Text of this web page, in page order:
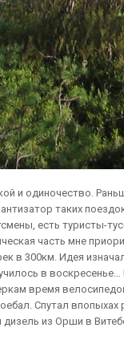
и одиночество.
таких
есть туристы-
часть мне
в 300км. Идея
в
время
Спутал
дизель из Орши в